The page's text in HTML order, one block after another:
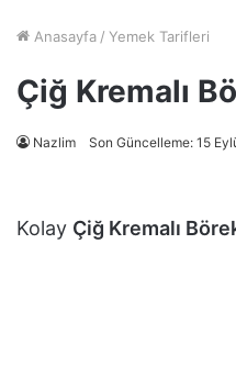
Anasayfa / Yemek Tarifleri
Çiğ Kremalı
Nazlim Son Güncelleme: 15
Kolay Çiğ Kremalı